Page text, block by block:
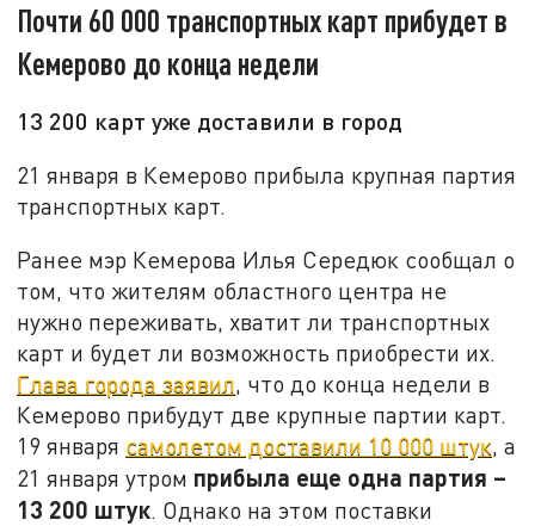
Почти 60 000 транспортных карт прибудет в
Кемерово до конца недели
13 200 карт уже доставили в город
21 января в Кемерово прибыла крупная партия
транспортных карт.
Ранее мэр Кемерова Илья Середюк сообщал о
том, что жителям областного центра не
нужно переживать, хватит ли транспортных
карт и будет ли возможность приобрести их.
Глава города заявил, что до конца недели в
Кемерово прибудут две крупные партии карт.
19 января самолетом доставили 10 000 штук, а
21 января утром прибыла еще одна партия –
13 200 штук. Однако на этом поставки